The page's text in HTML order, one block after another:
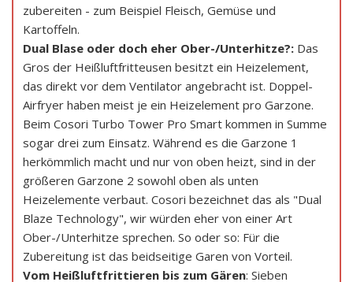
zubereiten - zum Beispiel Fleisch, Gemüse und
Kartoffeln.
Dual Blase oder doch eher Ober-/Unterhitze?: Das
Gros der Heißluftfritteusen besitzt ein Heizelement,
das direkt vor dem Ventilator angebracht ist. Doppel-
Airfryer haben meist je ein Heizelement pro Garzone.
Beim Cosori Turbo Tower Pro Smart kommen in Summe
sogar drei zum Einsatz. Während es die Garzone 1
herkömmlich macht und nur von oben heizt, sind in der
größeren Garzone 2 sowohl oben als unten
Heizelemente verbaut. Cosori bezeichnet das als "Dual
Blaze Technology", wir würden eher von einer Art
Ober-/Unterhitze sprechen. So oder so: Für die
Zubereitung ist das beidseitige Garen von Vorteil.
Vom Heißluftfrittieren bis zum Gären: Sieben